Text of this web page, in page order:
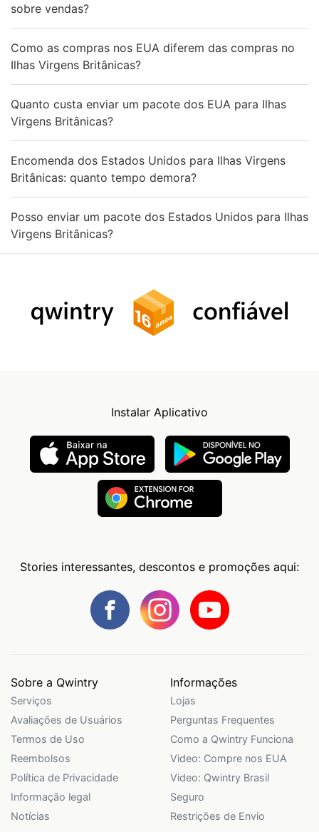
sobre vendas?
Como as compras nos EUA diferem das compras no
Ilhas Virgens Britânicas?
Quanto custa enviar um pacote dos EUA para Ilhas
Virgens Britânicas?
Encomenda dos Estados Unidos para Ilhas Virgens
Britânicas: quanto tempo demora?
Posso enviar um pacote dos Estados Unidos para Ilhas
Virgens Britânicas?
Instalar Aplicativo
Stories interessantes, descontos e promoções aqui:
Sobre a Qwintry
Serviços
Avaliações de Usuários
Termos de Uso
Reembolsos
Política de Privacidade
Informação legal
Notícias
Informações
Lojas
Perguntas Frequentes
Como a Qwintry Funciona
Video: Compre nos EUA
Video: Qwintry Brasil
Seguro
Restrições de Envio